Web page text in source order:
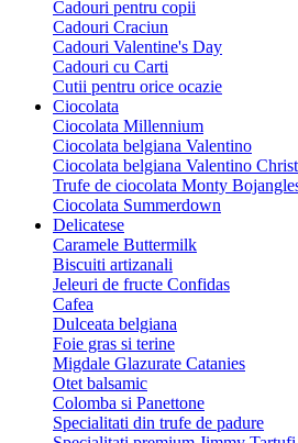
Cadouri pentru copii
Cadouri Craciun
Cadouri Valentine's Day
Cadouri cu Carti
Cutii pentru orice ocazie
Ciocolata
Ciocolata Millennium
Ciocolata belgiana Valentino
Ciocolata belgiana Valentino
Trufe de ciocolata Monty
Ciocolata Summerdown
Delicatese
Caramele Buttermilk
Biscuiti artizanali
Jeleuri de fructe Confidas
Cafea
Dulceata belgiana
Foie gras si terine
Migdale Glazurate Catanies
Otet balsamic
Colomba si Panettone
Specialitati din trufe de padure